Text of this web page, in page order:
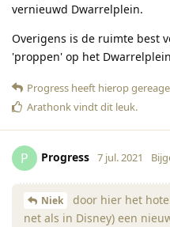
vernieuwd Dwarrelplein.
Overigens is de ruimte best
'proppen' op het
Progress heeft hierop
Arathonkvindt dit leuk.
P Progress 7 jul. 2021
Niek
door hier het
net als in Disney) een